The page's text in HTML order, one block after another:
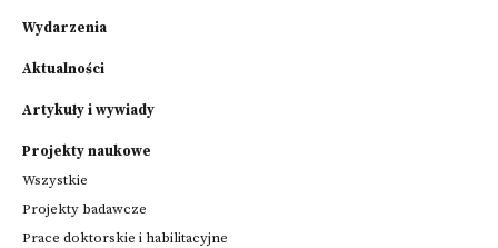
Wydarzenia
Aktualności
Artykuły i wywiady
Projekty naukowe
Wszystkie
Projekty badawcze
Prace doktorskie i habilitacyjne